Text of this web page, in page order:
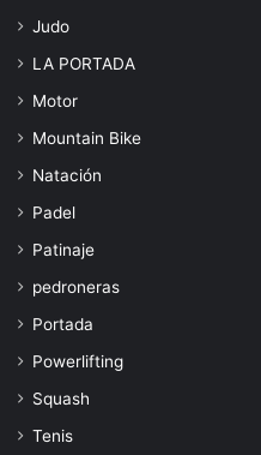
Judo
LA PORTADA
Motor
Mountain Bike
Natación
Padel
Patinaje
pedroneras
Portada
Powerlifting
Squash
Tenis